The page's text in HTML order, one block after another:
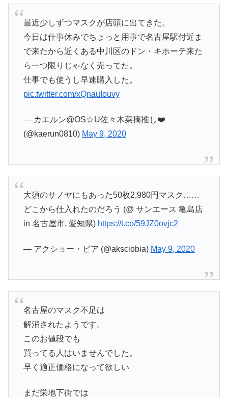
最近少しずつマスクが店頭に出てきた。
今日は仕事休みでちょっと用事で名古屋駅付近ま
で来たから近くある中川区のドン・キホーテ来た
ら一つ限りじゃなく売ってた。
仕事でも使うし早速購入した。
pic.twitter.com/xQnauIouvy
— カエルン@OS☆U佐々木菜摘推し❤️
(@kaerun0810) May 9, 2020
大須のサノヤにもあった50枚2,980円マスク……
どこから仕入れたのだろう (@ サンエース 亀島店
in 名古屋市, 愛知県) https://t.co/59JZ0ovjc2
— アクショー・ビア (@aksciobia) May 9, 2020
名古屋のマスク不足は
解消されたようです。
このお値段でも
買ってる人はいませんでした。
早く適正価格になって欲しい
まだ栄地下街では